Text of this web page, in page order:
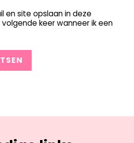
en site opslaan in deze
keer wanneer ik een